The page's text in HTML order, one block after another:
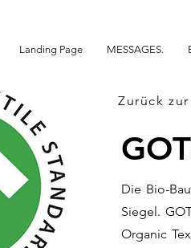
Landing Page MESSAGES.
Die Bio-
Siegel.
Organic
Zurück